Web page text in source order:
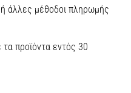
άλλες μέθοδοι πληρωμής
προϊόντα εντός 30